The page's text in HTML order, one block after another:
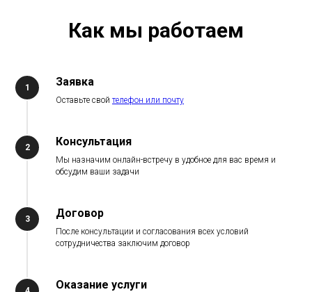
Как мы работаем
Заявка
Оставьте свой телефон или почту
Консультация
Мы назначим онлайн-встречу в удобное для вас время и
обсудим ваши задачи
Договор
После консультации и согласования всех условий
сотрудничества заключим договор
Оказание услуги